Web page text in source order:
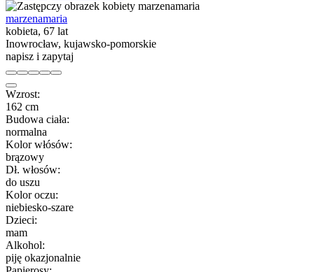
marzenamaria
kobieta, 67 lat
Inowrocław, kujawsko-pomorskie
napisz i zapytaj
Wzrost:
162 cm
Budowa ciała:
normalna
Kolor włósów:
brązowy
Dł. włosów:
do uszu
Kolor oczu:
niebiesko-szare
Dzieci:
mam
Alkohol:
piję okazjonalnie